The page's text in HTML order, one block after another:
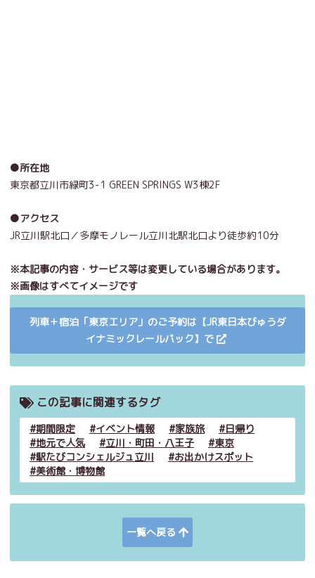
●所在地
東京都立川市緑町3-1 GREEN SPRINGS W3棟2F
●アクセス
JR立川駅北口／多摩モノレール立川北駅北口より徒歩約10分
※本記事の内容・サービス等は変更している場合があります。
※画像はすべてイメージです
列車＋宿泊「東京エリア」のご予約は【JR東日本びゅうダ
イナミックレールパック】で
この記事に関連するタグ
期間限定 イベント情報 家族旅
日帰り
地元で人気
立川・町田・八王子
東京
駅たびコンシェルジュ立川
お出かけスポット
美術館・博物館
一覧へ戻る